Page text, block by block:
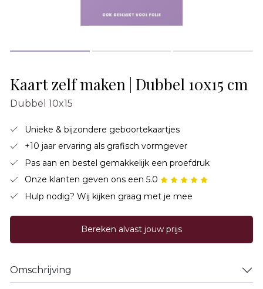
Kaart zelf maken | Dubbel 10x15 cm
Dubbel 10x15
Unieke & bijzondere geboortekaartjes
+10 jaar ervaring als grafisch vormgever
Pas aan en bestel gemakkelijk een proefdruk
Onze klanten geven ons een 5.0
Hulp nodig? Wij kijken graag met je mee
Bereken alvast jouw prijs
Omschrijving